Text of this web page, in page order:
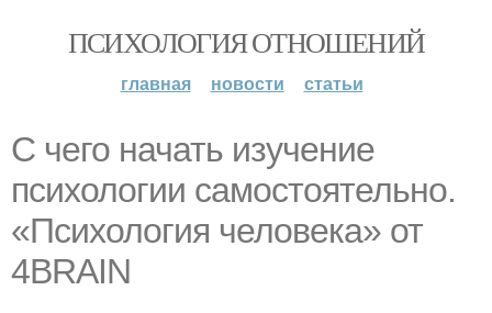
ПСИХОЛОГИЯ ОТНОШЕНИЙ
главная новости статьи
С чего начать изучение
психологии самостоятельно.
«Психология человека» от
4BRAIN